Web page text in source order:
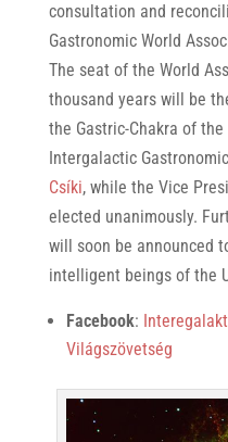
consultation and
Gastronomic World
The seat of the World
thousand years will be
the Gastric-Chakra of
Intergalactic
Csíki, while the Vice
elected unanimously.
will soon be announced
intelligent beings of the
Facebook:
Világszövetség